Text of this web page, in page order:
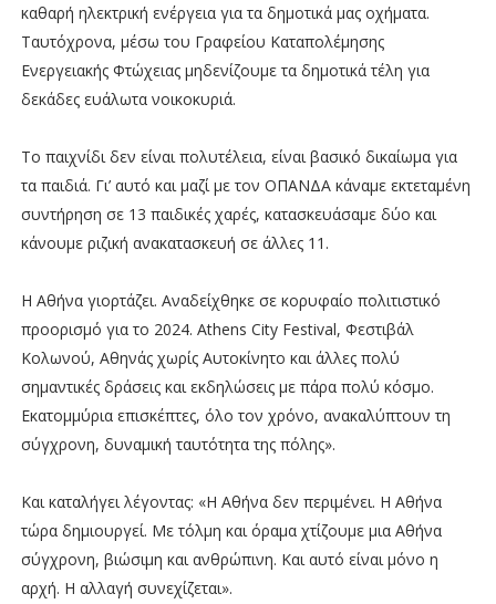
καθαρή ηλεκτρική ενέργεια για τα δημοτικά μας οχήματα.
Ταυτόχρονα, μέσω του Γραφείου Καταπολέμησης
Ενεργειακής Φτώχειας μηδενίζουμε τα δημοτικά τέλη για
δεκάδες ευάλωτα νοικοκυριά.
Το παιχνίδι δεν είναι πολυτέλεια, είναι βασικό δικαίωμα για
τα παιδιά. Γι’ αυτό και μαζί με τον ΟΠΑΝΔΑ κάναμε εκτεταμένη
συντήρηση σε 13 παιδικές χαρές, κατασκευάσαμε δύο και
κάνουμε ριζική ανακατασκευή σε άλλες 11.
Η Αθήνα γιορτάζει. Αναδείχθηκε σε κορυφαίο πολιτιστικό
προορισμό για το 2024. Αthens City Festival, Φεστιβάλ
Κολωνού, Αθηνάς χωρίς Αυτοκίνητο και άλλες πολύ
σημαντικές δράσεις και εκδηλώσεις με πάρα πολύ κόσμο.
Εκατομμύρια επισκέπτες, όλο τον χρόνο, ανακαλύπτουν τη
σύγχρονη, δυναμική ταυτότητα της πόλης».
Και καταλήγει λέγοντας: «Η Αθήνα δεν περιμένει. Η Αθήνα
τώρα δημιουργεί. Με τόλμη και όραμα χτίζουμε μια Αθήνα
σύγχρονη, βιώσιμη και ανθρώπινη. Και αυτό είναι μόνο η
αρχή. Η αλλαγή συνεχίζεται».